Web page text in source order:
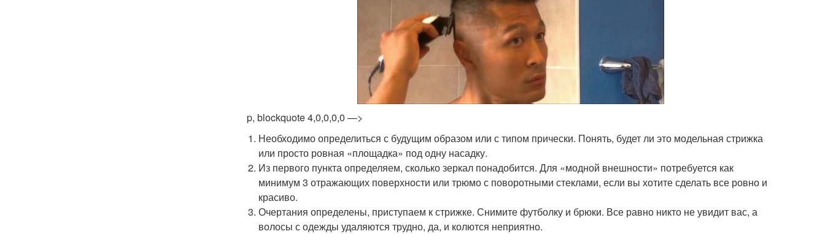
p, blockquote 4,0,0,0,0 —>
Необходимо определиться с будущим образом или с типом прически. Понять, будет ли это модельная стрижка
или просто ровная «площадка» под одну насадку.
Из первого пункта определяем, сколько зеркал понадобится. Для «модной внешности» потребуется как
минимум 3 отражающих поверхности или трюмо с поворотными стеклами, если вы хотите сделать все ровно и
красиво.
Очертания определены, приступаем к стрижке. Снимите футболку и брюки. Все равно никто не увидит вас, а
волосы с одежды удаляются трудно, да, и колются неприятно.